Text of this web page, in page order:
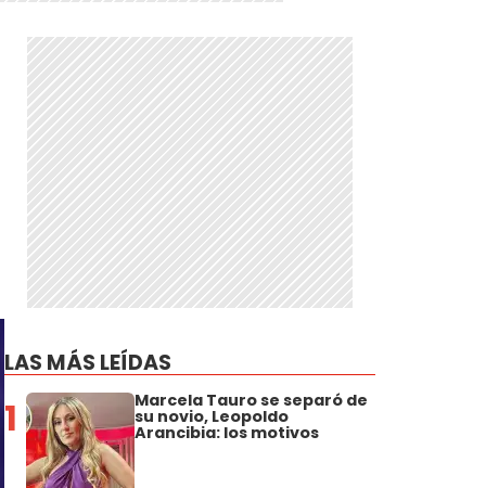
LAS MÁS LEÍDAS
1 Marcela Tauro se separó de
su novio, Leopoldo
Arancibia: los motivos